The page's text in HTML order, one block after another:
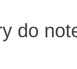
do